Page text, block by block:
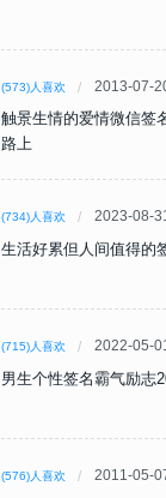
(573)人喜欢 2013-07-
触景生情的爱情微信签
路上
(734)人喜欢 2023-08-
生活好累但人间值得的
(715)人喜欢 2022-05-
男生个性签名霸气励志
(576)人喜欢 2011-05-